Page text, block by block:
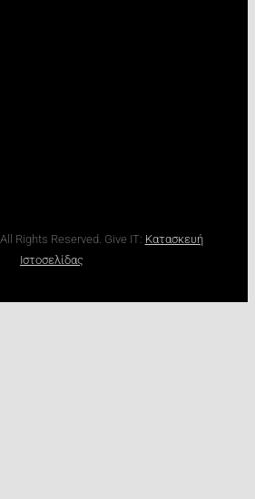
All Rights Reserved. Give IT: Κατασκευή
Ιστοσελίδας